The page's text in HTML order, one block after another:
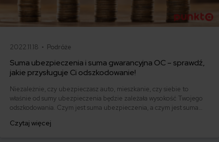
2022.11.18 • Podróże
Suma ubezpieczenia i suma gwarancyjna OC – sprawdź,
jakie przysługuje Ci odszkodowanie!
Niezależnie, czy ubezpieczasz auto, mieszkanie, czy siebie to
właśnie od sumy ubezpieczenia będzie zależała wysokość Twojego
odszkodowania. Czym jest suma ubezpieczenia, a czym jest suma
dostać godziwe odszkodowanie?
Czytaj więcej